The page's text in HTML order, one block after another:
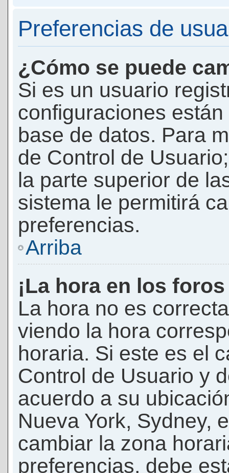
Preferencias de
¿Cómo se puede
Si es un usuario
configuraciones
base de datos. Para
de Control de
la parte superior de
sistema le permitirá
preferencias.
Arriba
¡La hora en los
La hora no es
viendo la hora
horaria. Si este es el
Control de Usuario y
acuerdo a su
Nueva York, Sydney,
cambiar la zona
preferencias, debe